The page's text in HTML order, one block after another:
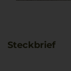
Steckbrief